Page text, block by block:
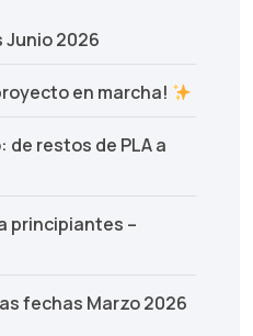
Junio 2026
en marcha!
restos de PLA a
principiantes –
fechas Marzo 2026